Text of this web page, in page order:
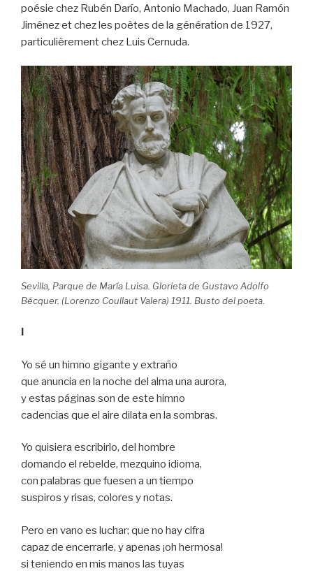
poésie chez Rubén Darío, Antonio Machado, Juan Ramón
Jiménez et chez les poètes de la génération de 1927,
particulièrement chez Luis Cernuda.
Sevilla, Parque de María Luisa. Glorieta de Gustavo Adolfo
Bécquer. (Lorenzo Coullaut Valera) 1911. Busto del poeta.
Yo sé un himno gigante y extraño
que anuncia en la noche del alma una aurora,
y estas páginas son de este himno
cadencias que el aire dilata en la sombras.
Yo quisiera escribirlo, del hombre
domando el rebelde, mezquino idioma,
con palabras que fuesen a un tiempo
suspiros y risas, colores y notas.
Pero en vano es luchar; que no hay cifra
capaz de encerrarle, y apenas ¡oh hermosa!
si teniendo en mis manos las tuyas